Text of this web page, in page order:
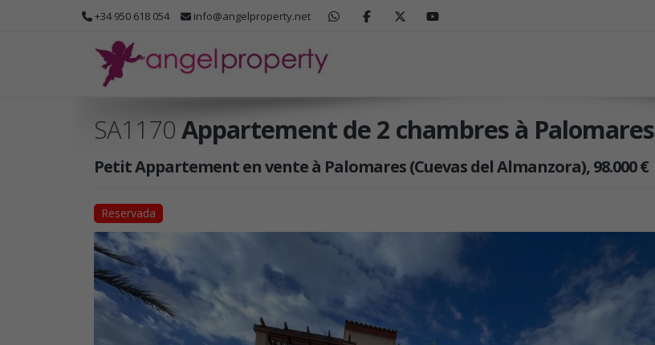
+34 950 618 054 info@angelproperty.net
SA1170Appartement de 2 chambres à Palomares
Petit Appartement en vente à Palomares (Cuevas del Almanzora), 98.000 €
Reservada